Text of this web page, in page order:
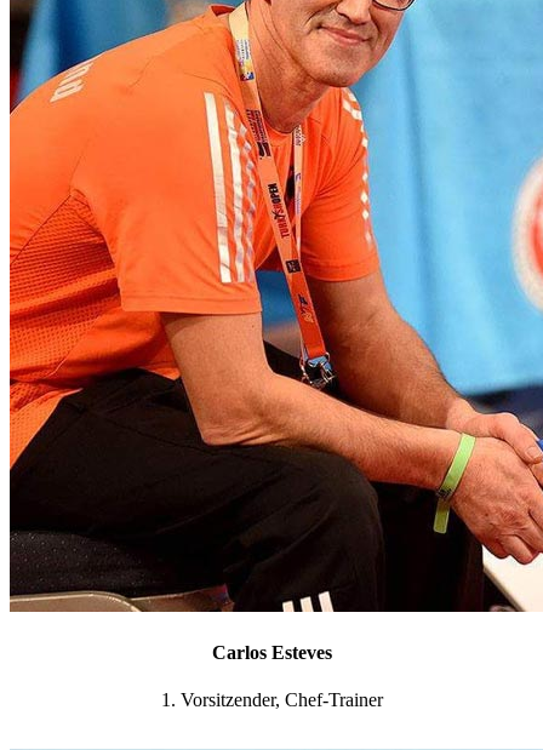
Carlos Esteves
1. Vorsitzender, Chef-Trainer